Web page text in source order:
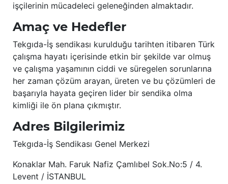
işçilerinin mücadeleci geleneğinden almaktadır.
Amaç ve Hedefler
Tekgıda-İş sendikası kurulduğu tarihten itibaren Türk
çalışma hayatı içerisinde etkin bir şekilde var olmuş
ve çalışma yaşamının ciddi ve süregelen sorunlarına
her zaman çözüm arayan, üreten ve bu çözümleri de
başarıyla hayata geçiren lider bir sendika olma
kimliği ile ön plana çıkmıştır.
Adres Bilgilerimiz
Tekgıda-İş Sendikası Genel Merkezi
Konaklar Mah. Faruk Nafiz Çamlıbel Sok.No:5 / 4.
Levent / İSTANBUL